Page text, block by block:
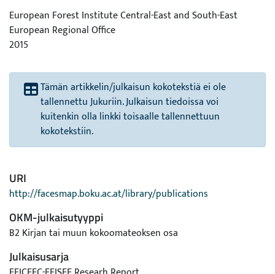
European Forest Institute Central-East and South-East
European Regional Office
2015
Tämän artikkelin/julkaisun kokotekstiä ei ole
tallennettu Jukuriin. Julkaisun tiedoissa voi
kuitenkin olla linkki toisaalle tallennettuun
kokotekstiin.
URI
http://facesmap.boku.ac.at/library/publications
OKM-julkaisutyyppi
B2 Kirjan tai muun kokoomateoksen osa
Julkaisusarja